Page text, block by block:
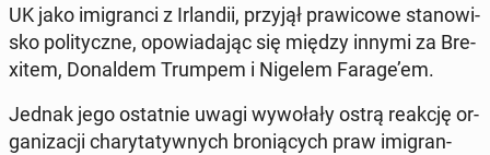
UK jako imi­gran­ci z Ir­lan­dii, przyjął pra­wi­co­we sta­no­wi­
sko po­li­tycz­ne, opo­wia­da­jąc się między innymi za Bre­
xi­tem, Do­nal­dem Trumpem i Nigelem Farage’em.
Jednak jego ostat­nie uwagi wy­wo­ła­ły ostrą reakcję or­
ga­ni­za­cji cha­ry­ta­tyw­nych bro­nią­cych praw imi­gran­